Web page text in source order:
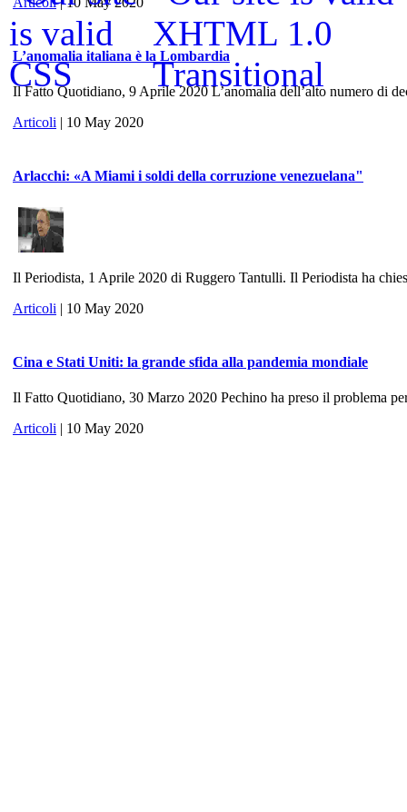
L’anomalia italiana è la Lombardia
Il Fatto Quotidiano, 9 Aprile 2020 L’anomalia dell’alto numero di
Articoli | 10 May 2020
Arlacchi: «A Miami i soldi della corruzione venezuelana"
Il Periodista, 1 Aprile 2020 di Ruggero Tantulli. Il Periodista ha
Articoli | 10 May 2020
Cina e Stati Uniti: la grande sfida alla pandemia mondiale
Il Fatto Quotidiano, 30 Marzo 2020 Pechino ha preso il problema
Articoli | 10 May 2020